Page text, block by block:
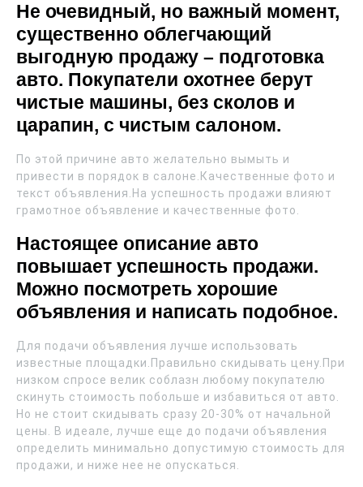
Не очевидный, но важный момент,
существенно облегчающий
выгодную продажу – подготовка
авто. Покупатели охотнее берут
чистые машины, без сколов и
царапин, с чистым салоном.
По этой причине авто желательно вымыть и
привести в порядок в салоне.Качественные фото и
текст объявления.На успешность продажи влияют
грамотное объявление и качественные фото.
Настоящее описание авто
повышает успешность продажи.
Можно посмотреть хорошие
объявления и написать подобное.
Для подачи объявления лучше использовать
известные площадки.Правильно скидывать цену.При
низком спросе велик соблазн любому покупателю
скинуть стоимость побольше и избавиться от авто.
Но не стоит скидывать сразу 20-30% от начальной
цены. В идеале, лучше еще до подачи объявления
определить минимально допустимую стоимость для
продажи, и ниже нее не опускаться.